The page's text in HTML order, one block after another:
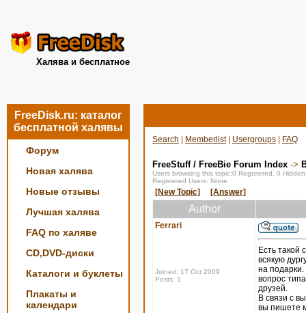
Халява и бесплатное
FreeDisk.ru: каталог
бесплатной халявы
Форум
Новая халява
Новые отзывы
Лучшая халява
FAQ по халяве
CD,DVD-диски
Каталоги и буклеты
Плакаты и
календари
Search Memberlist| Usergroups FAQ
FreeStuff / FreeBie Forum Index ->
Users browsing this topic:0 Registered, 0
Registered Users: None
[New Topic] [Answer]
Author
Ferrari
Joined: 17 Oct 2009
Posts: 1
Есть такой
всякую
на
вопрос
друзей.
В связи с
вы пишете